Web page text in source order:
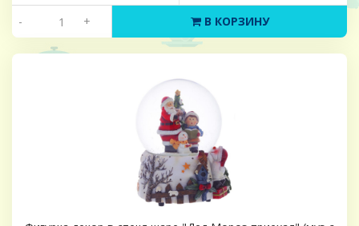
- + В КОРЗИНУ